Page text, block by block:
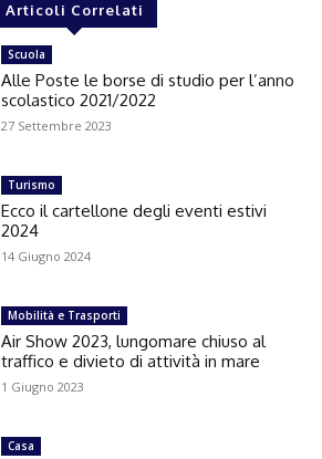
Articoli Correlati
Scuola
Alle Poste le borse di studio per l’anno
scolastico 2021/2022
27 Settembre 2023
Turismo
Ecco il cartellone degli eventi estivi
2024
14 Giugno 2024
Mobilità e Trasporti
Air Show 2023, lungomare chiuso al
traffico e divieto di attività in mare
1 Giugno 2023
Casa